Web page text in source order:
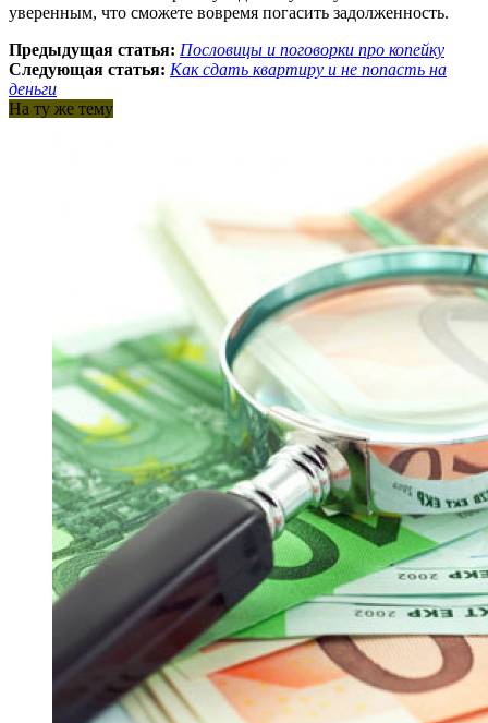
уверенным, что сможете вовремя погасить задолженность.
Предыдущая статья: Пословицы и поговорки про копейку
Следующая статья: Как сдать квартиру и не попасть на
деньги
На ту же тему